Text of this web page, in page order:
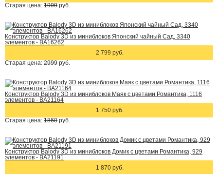
Старая цена: 1999 руб.
Конструктор Balody 3D из миниблоков Японский чайный Сад, 3340
элементов - BA16262
2 799 руб.
Старая цена: 2999 руб.
Конструктор Balody 3D из миниблоков Маяк с цветами Романтика, 1116
элементов - BA21164
1 750 руб.
Старая цена: 1860 руб.
Конструктор Balody 3D из миниблоков Домик с цветами Романтика, 929
элементов - BA21191
1 870 руб.